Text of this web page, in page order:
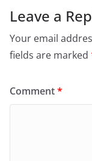
Leave a
Your email
fields are marked
Comment*